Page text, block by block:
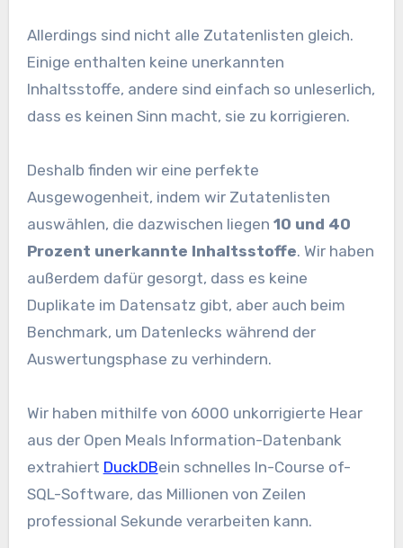
Allerdings sind nicht alle Zutatenlisten gleich.
Einige enthalten keine unerkannten
Inhaltsstoffe, andere sind einfach so unleserlich,
dass es keinen Sinn macht, sie zu korrigieren.
Deshalb finden wir eine perfekte
Ausgewogenheit, indem wir Zutatenlisten
auswählen, die dazwischen liegen 10 und 40
Prozent unerkannte Inhaltsstoffe. Wir haben
außerdem dafür gesorgt, dass es keine
Duplikate im Datensatz gibt, aber auch beim
Benchmark, um Datenlecks während der
Auswertungsphase zu verhindern.
Wir haben mithilfe von 6000 unkorrigierte Hear
aus der Open Meals Information-Datenbank
extrahiert DuckDBein schnelles In-Course of-
SQL-Software, das Millionen von Zeilen
professional Sekunde verarbeiten kann.